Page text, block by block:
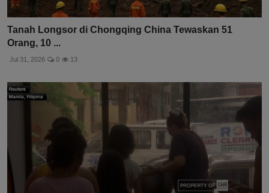
Tanah Longsor di Chongqing China Tewaskan 51
Orang, 10 ...
Jul 31, 2026 0 13